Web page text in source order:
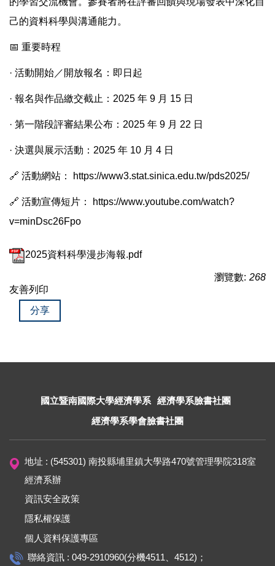
己的資料科學與溝通能力。
📅 重要時程
· 活動開始／開放報名：即日起
· 報名與作品繳交截止：2025 年 9 月 15 日
· 第一階段評審結果公布：2025 年 9 月 22 日
· 決選與展示活動：2025 年 10 月 4 日
🔗 活動網站： https://www3.stat.sinica.edu.tw/pds2025/
🔗 活動宣傳短片：
https://www.youtube.com/watch?
v=minDsc26Fpo
2025資料科學漫步海報.pdf
瀏覽數: 268
友善列印
分享
國立暨南國際大學經濟學系 經濟學系臉書社團
經濟學系學會臉書社團
地址 : (545301) 南投縣埔里鎮大學路470號管理學院318室
經濟系辦
資訊安全政策
隱私權保護
個人資料保護專區
聯絡資訊 : 049-2910960(分機4511、4512)；